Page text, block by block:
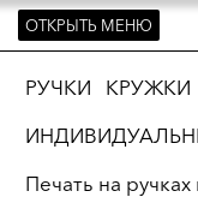
ОТКРЫТЬ МЕНЮ
РУЧКИ КРУЖКИ
Печать на